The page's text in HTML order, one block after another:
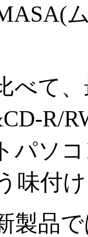
て、
R/
パソ
味付
品